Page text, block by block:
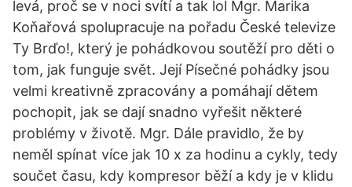
levá, proč se v noci svítí a tak lol Mgr. Marika
Koňařová spolupracuje na pořadu České televize
Ty Brďo!, který je pohádkovou soutěží pro děti o
tom, jak funguje svět. Její Písečné pohádky jsou
velmi kreativně zpracovány a pomáhají dětem
pochopit, jak se dají snadno vyřešit některé
problémy v životě. Mgr. Dále pravidlo, že by
neměl spínat více jak 10 x za hodinu a cykly, tedy
součet času, kdy kompresor běží a kdy je v klidu